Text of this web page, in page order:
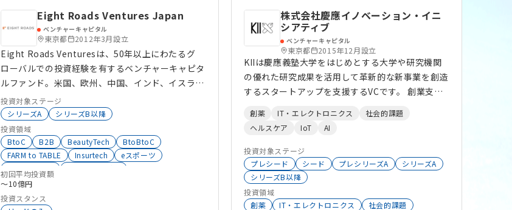
チャーファンド事業を地域展開してきたパイオニア
として培った、全国各地の自治体や地域金融機関、
事業会社、支援機関等とのネットワークを生かし、
連携して、全国各地の企業支援に取り組んでいま
す。 https://www.fvc.co.jp/service/
Eight Roads Ventures Japan
ベンチャーキャピタル
東京都 2012年3月設立
Eight Roads Venturesは、50年以上にわたるグ
ローバルでの投資経験を有するベンチャーキャピタ
ルファンド。米国、欧州、中国、インド、イスラエ
ルなど全世界で投資活動を行い、多分野にわたる深
い業界知見とグローバルなネットワークを最大限に
活用し、投資先企業の経営課題に即した多面的な経
営支援を続けている。日本ではグロースステージの
ベンチャー企業への投資を強みとし、テクノロ
ジー、フィンテック、ヘルスケア、最先端技術の4
領域で投資活動を行っていて、その実績から「投資
先の上場によって最も利益を確保したVC」に選定
投資対象ステージ
シリーズA
シリーズB以降
投資領域
BtoC
B2B BeautyTech
BtoBtoC
FARM to TABLE
Insurtech
eスポーツ
インバウンド
シェアリングエコノミー
DX
バイオ
初回平均投資額
〜10億円
投資スタンス
株式会社慶應イノベーション・イニ
シアティブ
ベンチャーキャピタル
東京都 2015年12月設立
KIIは慶應義塾大学をはじめとする大学や研究機関
の優れた研究成果を活用して革新的な新事業を創造
するスタートアップを支援するVCです。 創業支援
みがあります。 デジタルテクノロジーによる社会
の革新や医療・健康などの課題解決に取り組むス
タートアップを対象とします。
創薬 IT・エレクトロニクス
社会的課題
ヘルスケア
IoT AI
投資対象ステージ
プレシード
シード プレシリーズA
シリーズA
シリーズB以降
投資領域
創薬
IT・エレクトロニクス 社会的課題